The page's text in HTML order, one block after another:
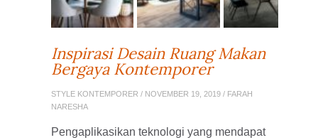
Inspirasi Desain Ruang Makan
Bergaya Kontemporer
STYLE KONTEMPORER / NOVEMBER 19, 2019 / FARAH
NARESHA
Pengaplikasikan teknologi yang mendapat